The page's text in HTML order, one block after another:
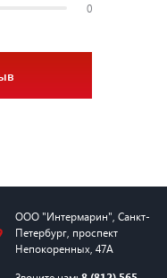
0
ООО "Интермарин" Санкт-
Петербург, проспект
Непокоренных, 47А